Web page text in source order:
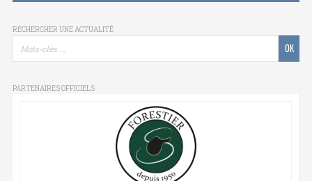
RECHERCHER UNE ACTUALITÉ
PARTENAIRES OFFICIELS